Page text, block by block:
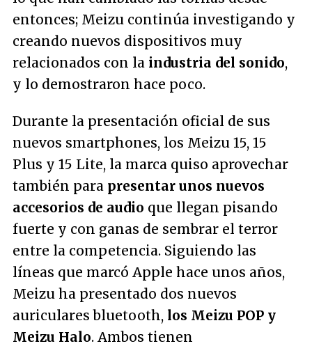
entonces; Meizu continúa investigando y
creando nuevos dispositivos muy
relacionados con la industria del sonido,
y lo demostraron hace poco.
Durante la presentación oficial de sus
nuevos smartphones, los Meizu 15, 15
Plus y 15 Lite, la marca quiso aprovechar
también para presentar unos nuevos
accesorios de audio que llegan pisando
fuerte y con ganas de sembrar el terror
entre la competencia. Siguiendo las
líneas que marcó Apple hace unos años,
Meizu ha presentado dos nuevos
auriculares bluetooth, los Meizu POP y
Meizu Halo. Ambos tienen